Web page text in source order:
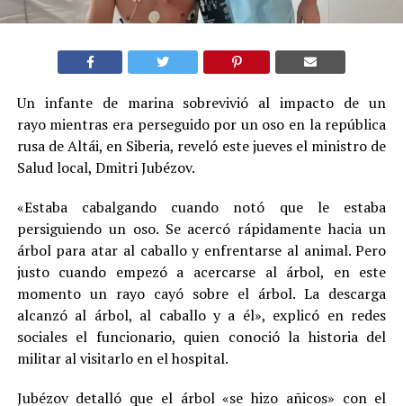
Un infante de marina sobrevivió al impacto de un
rayo mientras era perseguido por un oso en la república
rusa de Altái, en Siberia, reveló este jueves el ministro de
Salud local, Dmitri Jubézov.
«Estaba cabalgando cuando notó que le estaba
persiguiendo un oso. Se acercó rápidamente hacia un
árbol para atar al caballo y enfrentarse al animal. Pero
justo cuando empezó a acercarse al árbol, en este
momento un rayo cayó sobre el árbol. La descarga
alcanzó al árbol, al caballo y a él», explicó en redes
sociales el funcionario, quien conoció la historia del
militar al visitarlo en el hospital.
Jubézov detalló que el árbol «se hizo añicos» con el